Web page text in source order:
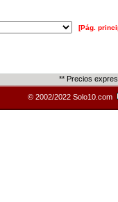
[Pág.
** Precios
© 2002/2022 Solo10.com